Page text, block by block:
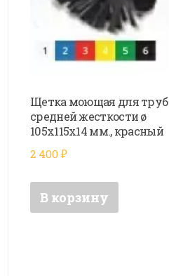
Щетка моющая для труб
средней жесткости ø
105х115х14 мм., красный
2 400 ₽
В корзину